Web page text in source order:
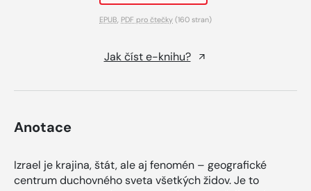
EPUB, PDF pro čtečky (160 stran)
Jak číst e-knihu?
Anotace
Izrael je krajina, štát, ale aj fenomén – geografické
centrum duchovného sveta všetkých židov. Je to